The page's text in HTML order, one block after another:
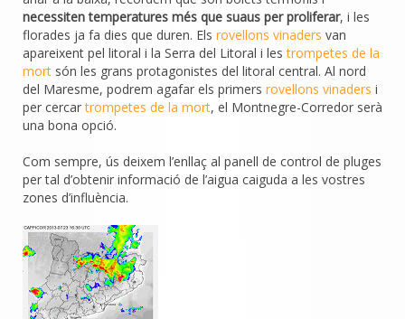
necessiten temperatures més que suaus per proliferar, i les
florades ja fa dies que duren. Els rovellons vinaders van
apareixent pel litoral i la Serra del Litoral i lestrompetes de la
mort són les grans protagonistes del litoral central. Al nord
del Maresme, podrem agafar els primers rovellons vinaders i
per cercartrompetes de la mort, el Montnegre-Corredor serà
una bona opció.
Com sempre, ús deixem l’enllaç al panell de control de pluges
per tal d’obtenir informació de l’aigua caiguda a les vostres
zones d’influència.